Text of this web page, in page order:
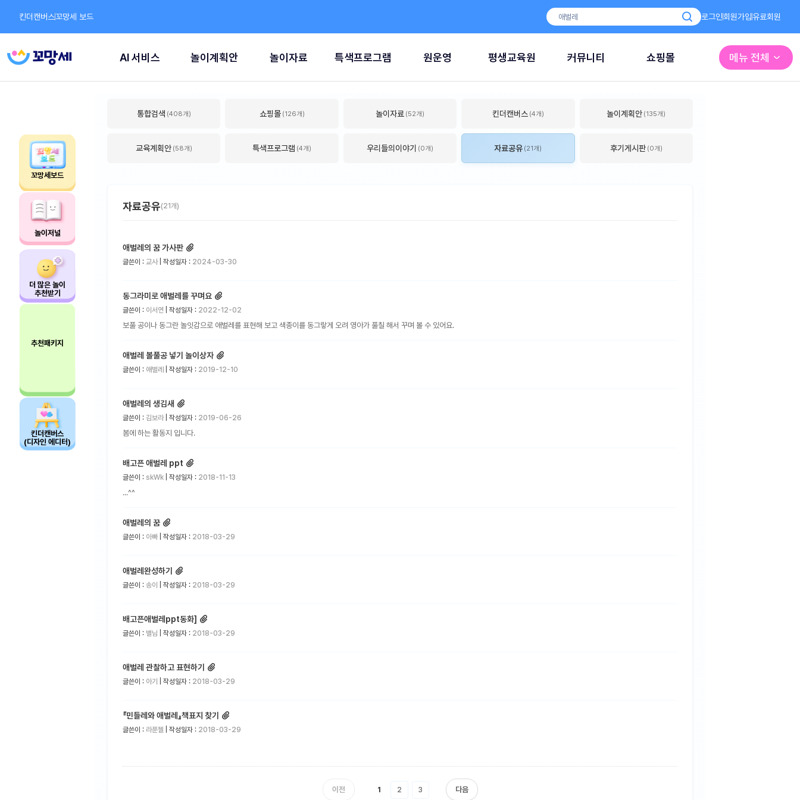
꼬망세보드
놀이저널
더 많은 놀이
추천받기
추천패키지
킨더캔버스
(디자인 에디터)
킨더캔버스꼬망세 보드 로그인회원가입유료회원
AI 서비스 놀이계획안 놀이자료 특색프로그램 원운영 평생교육원 커뮤니티 쇼핑몰 메뉴 전체
통합검색 (408개) 쇼핑몰 (126개) 놀이자료 (52개) 킨더캔버스 (4개) 놀이계획안 (135개)
교육계획안 (58개) 특색프로그램 (4개) 우리들의이야기 (0개) 자료공유 (21개) 후기게시판 (0개)
자료공유(21개)
애벌레의 꿈 가사판
글쓴이 : 교사| 작성일자 : 2024-03-30
동그라미로 애벌레를 꾸며요
글쓴이 : 이서연 | 작성일자 : 2022-12-02
보풀 공이나 동그란 놀잇감으로 애벌레를 표현해 보고 색종이를 동그랗게 오려 영아가 풀칠 해서 꾸며 볼 수 있어요.
애벌레 볼풀공 넣기 놀이상자
글쓴이 : 애벌레 | 작성일자 : 2019-12-10
애벌레의 생김새
글쓴이 : 김보라| 작성일자 : 2019-06-26
봄에 하는 활동지 입니다.
배고픈 애벌레 ppt
글쓴이 : skWk | 작성일자 : 2018-11-13
...^^
애벌레의 꿈
글쓴이 : 아빠 | 작성일자 : 2018-03-29
애벌레완성하기
글쓴이 : 송이 | 작성일자 : 2018-03-29
배고픈애벌레ppt동화]
글쓴이 : 별님 | 작성일자 : 2018-03-29
애벌레 관찰하고 표현하기
글쓴이 : 아기 | 작성일자 : 2018-03-29
『민들레와 애벌레』책표지 찾기
글쓴이 : 라푼젤 | 작성일자 : 2018-03-29
이전 1 2 3 다음